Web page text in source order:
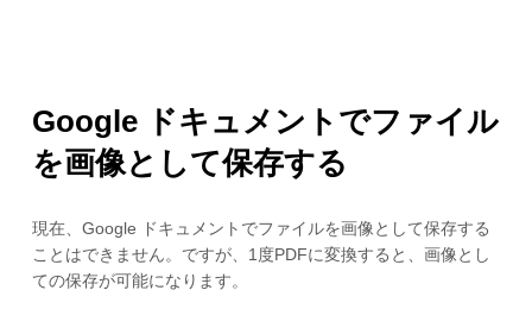
Google ドキュメントでファイル
を画像として保存する
現在、Google ドキュメントでファイルを画像として保存する
ことはできません。ですが、1度PDFに変換すると、画像とし
ての保存が可能になります。